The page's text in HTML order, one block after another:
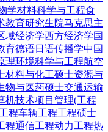
学材料科学与工程食
教育研究生院马克思主
域经济学西方经济学国
育德语日语传播学中国
理环境科学与工程航空
材料与化工硕士资源与
物与医药硕士交通运输
机技术项目管理(工程
程车辆工程工程硕士
程通信工程动力工程热